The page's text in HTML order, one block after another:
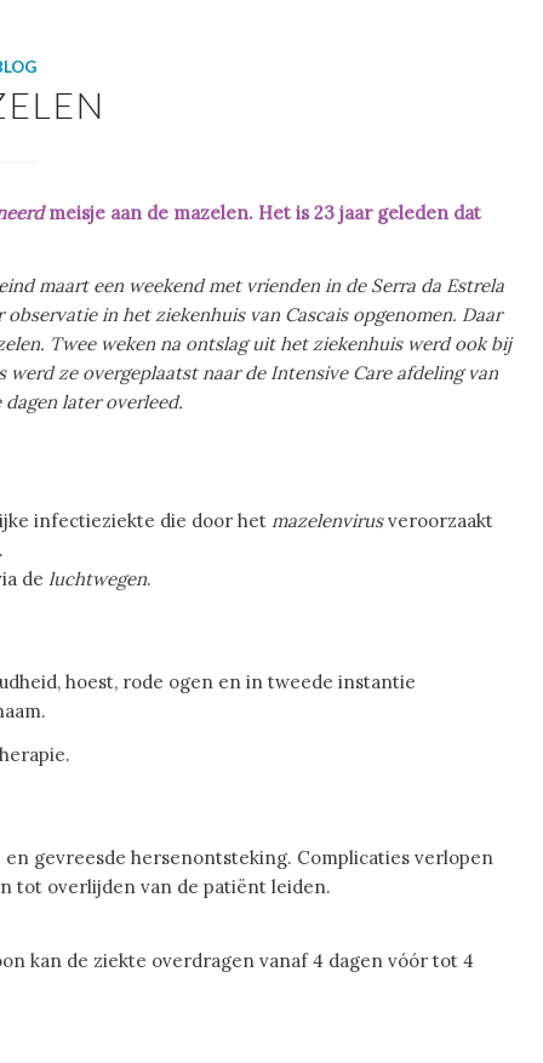
meisje aan de mazelen. Het is 23 jaar geleden dat
maart een weekend met vrienden in de Serra da Estrela
in het ziekenhuis van Cascais opgenomen. Daar
Twee weken na ontslag uit het ziekenhuis werd ook bij
ze overgeplaatst naar de Intensive Care afdeling van
later overleed.
infectieziekte die door het mazelenvirusveroorzaakt
de luchtwegen.
hoest, rode ogen en in tweede instantie
gevreesde hersenontsteking. Complicaties verlopen
tot overlijden van de patiënt leiden.
kan de ziekte overdragen vanaf 4 dagen vóór tot 4